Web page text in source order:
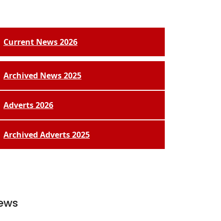
Current News 2026
Archived News 2025
Adverts 2026
Archived Adverts 2025